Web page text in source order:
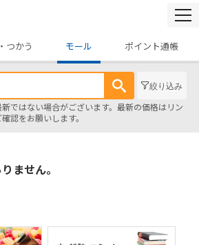
つかう モール ポイント通帳
絞り込み
ではない場合がございます。最新の価格はリン
認をお願いします。
ません。